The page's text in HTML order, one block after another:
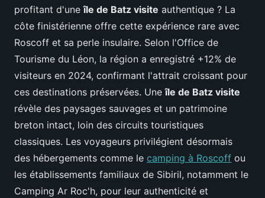
profitant d'uneîle de Batz visite authentique ? La
côte finistérienne offre cette expérience rare avec
Roscoff et sa perle insulaire. Selon l'Office de
Tourisme du Léon, la région a enregistré +12% de
visiteurs en 2024, confirmant l'attrait croissant pour
ces destinations préservées. Uneîle de Batz visite
révèle des paysages sauvages et un patrimoine
breton intact, loin des circuits touristiques
classiques. Les voyageurs privilégient désormais
des hébergements comme le camping à Roscoff ou
les établissements familiaux de Sibiril, notamment le
Camping Ar Roc'h, pour leur authenticité et